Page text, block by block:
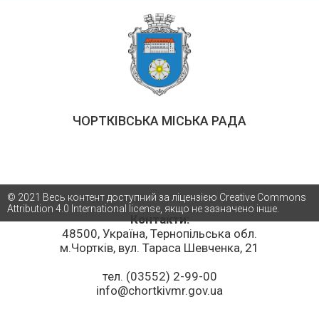
ЧОРТКІВСЬКА МІСЬКА РАДА
Контакти:
48500, Україна, Тернопільська обл.
м.Чортків, вул. Тараса Шевченка, 21
тел. (03552) 2-99-00
info@chortkivmr.gov.ua
© 2021 Весь контент доступний за ліцензією Creative Commons
Attribution 4.0 International license, якщо не зазначено інше.